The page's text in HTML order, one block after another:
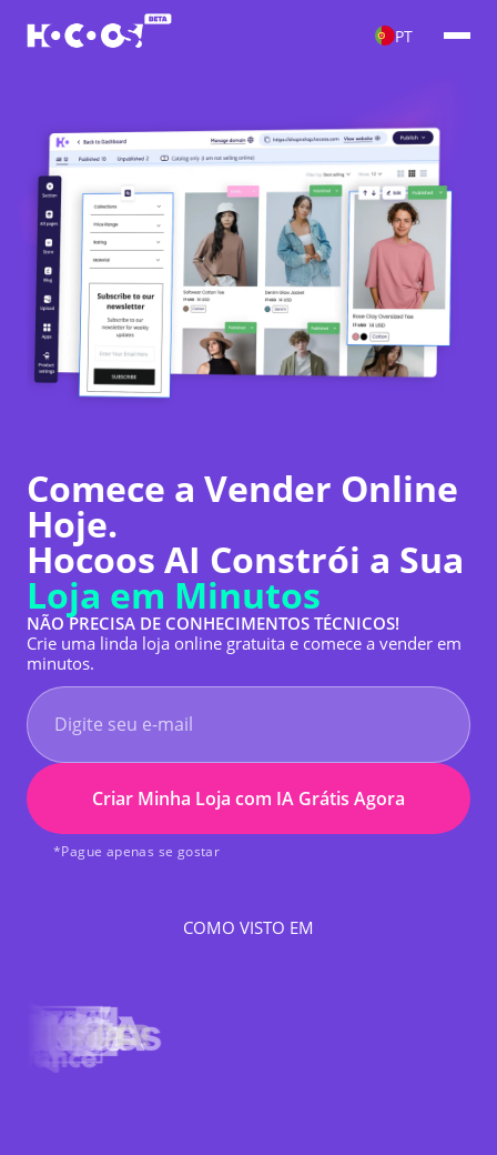
PT
Comece a Vender Online
Hoje.
Hocoos AI Constrói a Sua
Loja em Minutos
NÃO PRECISA DE CONHECIMENTOS TÉCNICOS!
Crie uma linda loja online gratuita e comece a vender em
minutos.
Criar Minha Loja com IA Grátis Agora
*Pague apenas se gostar
COMO VISTO EM